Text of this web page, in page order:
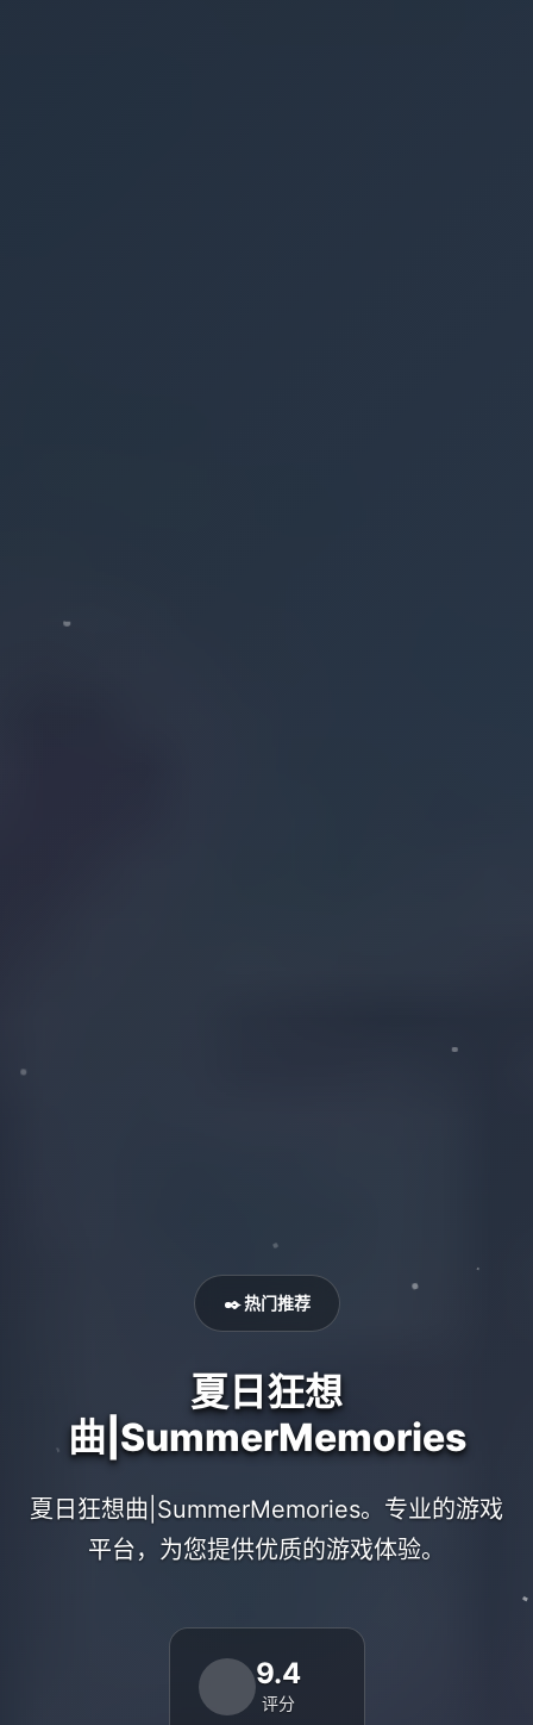
✒️ 热门推荐
夏日狂想
曲|SummerMemories
夏日狂想曲|SummerMemories。专业的游戏
平台，为您提供优质的游戏体验。
9.4
评分